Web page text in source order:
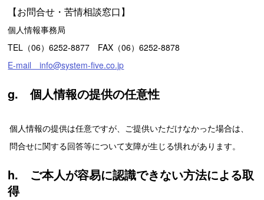
【お問合せ・苦情相談窓口】
個人情報事務局
TEL（06）6252-8877 FAX（06）6252-8878
E-mail info@system-five.co.jp
g. 個人情報の提供の任意性
個人情報の提供は任意ですが、ご提供いただけなかった場合は、
問合せに関する回答等について支障が生じる惧れがあります。
h. ご本人が容易に認識できない方法による取
得